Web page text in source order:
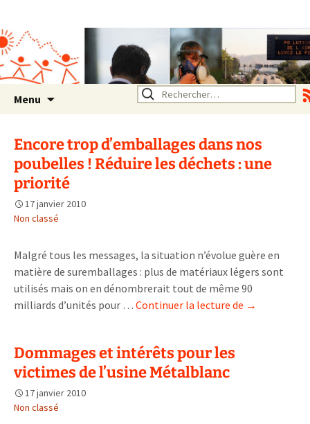
Rhône Alpes
Un environnement sain pour
la santé de tous
Menu Rechercher :
Encore trop d’emballages dans nos
poubelles ! Réduire les déchets : une
priorité
17 janvier 2010
Non classé
Malgré tous les messages, la situation n’évolue guère en
matière de suremballages : plus de matériaux légers sont
utilisés mais on en dénombrerait tout de même 90
milliards d’unités pour … Continuer la lecture de Encore
→
Dommages et intérêts pour les
victimes de l’usine Métalblanc
17 janvier 2010
Non classé